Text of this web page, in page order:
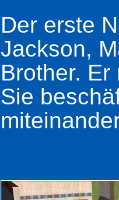
Der erste
Jackson,
Brother.
Sie